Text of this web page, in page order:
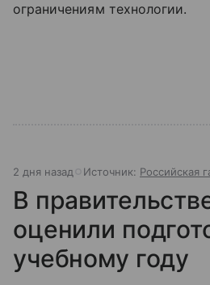
ограничениям технологии.
2 дня назад Источник: Российская
В
оценили
учебному году